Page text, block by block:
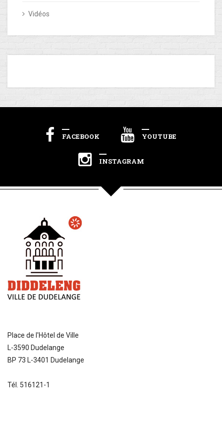
Vidéos
FACEBOOK YOUTUBE
INSTAGRAM
Place de l'Hôtel de Ville
L-3590 Dudelange
BP 73 L-3401 Dudelange
Tél. 516121-1